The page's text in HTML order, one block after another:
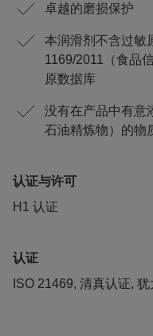
卓越的磨损保护
本润滑剂不含过敏
1169/2011（食品
原数据库
没有在产品中有意
石油精炼物）的物
认证与许可
H1 认证
认证
ISO 21469, 清真认证,